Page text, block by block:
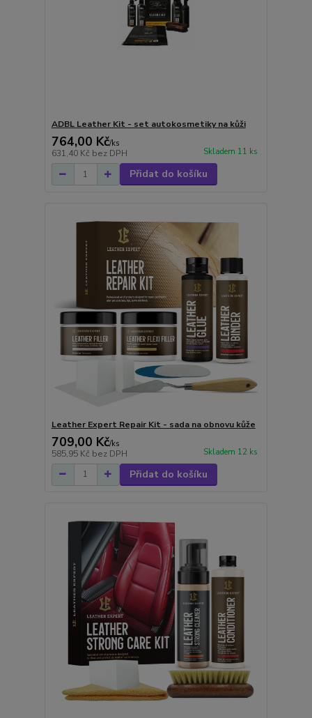
ADBL Leather Kit - set autokosmetiky na kůži
764,00 Kč/ks
631,40 Kč bez DPH Skladem 11 ks
Přidat do košíku
Leather Expert Repair Kit - sada na obnovu kůže
709,00 Kč/ks
585,95 Kč bez DPH Skladem 12 ks
Přidat do košíku